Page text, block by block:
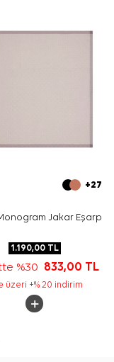
sahiptir?
+27
Jakar Eşarp
1.190,00TL
%30 833,00 TL
üzeri +% 20 indirim